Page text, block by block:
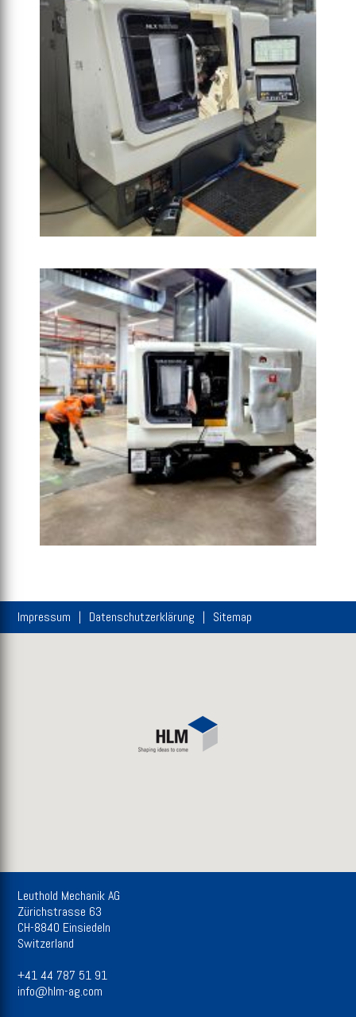
Impressum Datenschutzerklärung Sitemap
Leuthold Mechanik AG
Zürichstrasse 63
CH-8840 Einsiedeln
Switzerland
+41 44 787 51 91
info@hlm-ag.com